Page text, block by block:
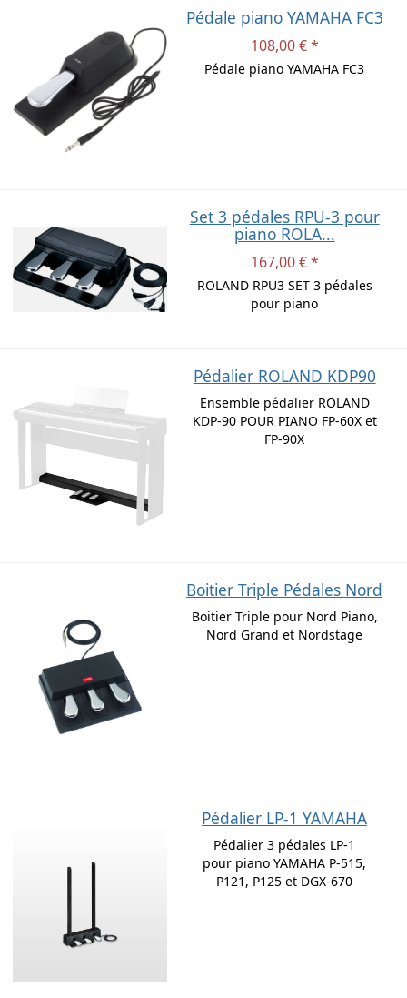
Pédale piano YAMAHA FC3
108,00 € *
Pédale piano YAMAHA FC3
Set 3 pédales RPU-3 pour
piano ROLA...
167,00 € *
ROLAND RPU3 SET 3 pédales
pour piano
Pédalier ROLAND KDP90
Ensemble pédalier ROLAND
KDP-90 POUR PIANO FP-60X et
FP-90X
Boitier Triple Pédales Nord
Boitier Triple pour Nord Piano,
Nord Grand et Nordstage
Pédalier LP-1 YAMAHA
Pédalier 3 pédales LP-1
pour piano YAMAHA P-515,
P121, P125 et DGX-670